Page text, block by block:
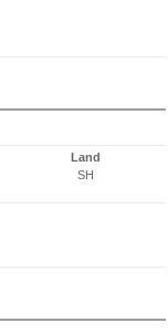
Land
SH